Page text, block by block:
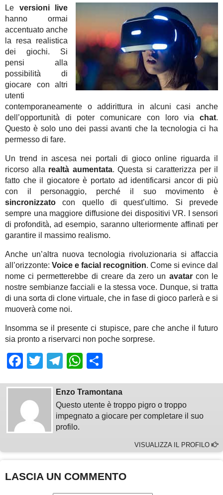
Le versioni live
hanno ormai
accentuato anche
la resa realistica
dei giochi. Si
pensi alla
possibilità di
giocare con altri
utenti
contemporaneamente o addirittura in alcuni casi anche
dell’opportunità di poter comunicare con loro via chat.
Questo è solo uno dei passi avanti che la tecnologia ci ha
permesso di fare.
Un trend in ascesa nei portali di gioco online riguarda il
ricorso alla realtà aumentata. Questa si caratterizza per il
fatto che il giocatore è portato ad identificarsi ancor di più
con il personaggio, perché il suo movimento è
sincronizzato con quello di quest’ultimo. Si prevede
sempre una maggiore diffusione dei dispositivi VR. I sensori
di profondità, ad esempio, saranno ulteriormente affinati per
garantire il massimo realismo.
Anche un’altra nuova tecnologia rivoluzionaria si affaccia
all’orizzonte: Voice e facial recognition. Come si evince dal
nome ci permetterebbe di creare da zero un avatarcon le
nostre sembianze facciali e la stessa voce. Dunque, si tratta
di una sorta di clone virtuale, che in fase di gioco parlerà e si
muoverà come noi.
Insomma se il presente ci stupisce, pare che anche il futuro
sia pronto a riservarci non poche sorprese.
Facebook
TwitterTelegram
WhatsApp
Enzo Tramontana
Questo utente è troppo pigro o troppo
impegnato a giocare per completare il suo
profilo.
VISUALIZZA IL PROFILO
LASCIA UN COMMENTO